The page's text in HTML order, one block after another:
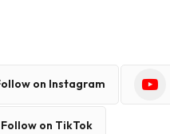
on Instagram
Follow on TikTok